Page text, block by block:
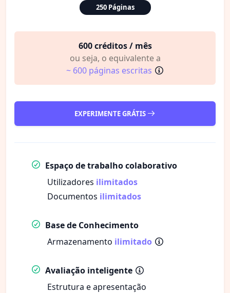
250 Páginas
600 créditos / mês
ou seja, o equivalente a
~ 600 páginas escritas
EXPERIMENTE GRÁTIS
Espaço de trabalho colaborativo
Utilizadores ilimitados
Documentos ilimitados
Base de Conhecimento
Armazenamento ilimitado
Avaliação inteligente
Estrutura e apresentação